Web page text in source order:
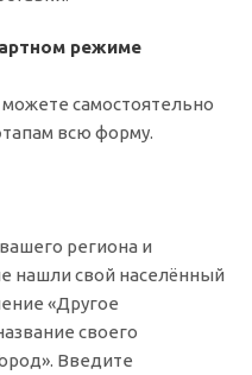
режиме
самостоятельно
всю форму.
региона и
нашли свой населённый
«Другое
своего
Введите